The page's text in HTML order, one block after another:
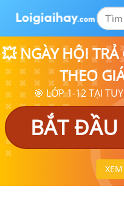
💥 NGÀY HỘI
THEO
🎯 LỚP 1-12 TẠI
BẮT ĐẦU